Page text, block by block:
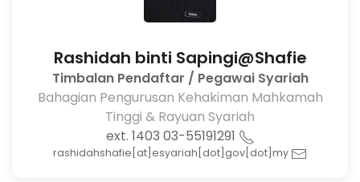
Rashidah binti Sapingi@Shafie
Timbalan Pendaftar / Pegawai Syariah
Bahagian Pengurusan Kehakiman Mahkamah
Tinggi & Rayuan Syariah